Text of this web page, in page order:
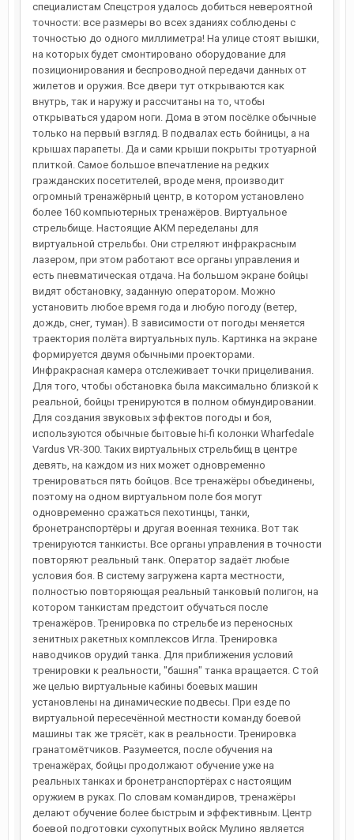
специалистам Спецстроя удалось добиться невероятной
точности: все размеры во всех зданиях соблюдены с
точностью до одного миллиметра! На улице стоят вышки,
на которых будет смонтировано оборудование для
позиционирования и беспроводной передачи данных от
жилетов и оружия. Все двери тут открываются как
внутрь, так и наружу и рассчитаны на то, чтобы
открываться ударом ноги. Дома в этом посёлке обычные
только на первый взгляд. В подвалах есть бойницы, а на
крышах парапеты. Да и сами крыши покрыты тротуарной
плиткой. Самое большое впечатление на редких
гражданских посетителей, вроде меня, производит
огромный тренажёрный центр, в котором установлено
более 160 компьютерных тренажёров. Виртуальное
стрельбище. Настоящие АКМ переделаны для
виртуальной стрельбы. Они стреляют инфракрасным
лазером, при этом работают все органы управления и
есть пневматическая отдача. На большом экране бойцы
видят обстановку, заданную оператором. Можно
установить любое время года и любую погоду (ветер,
дождь, снег, туман). В зависимости от погоды меняется
траектория полёта виртуальных пуль. Картинка на экране
формируется двумя обычными проекторами.
Инфракрасная камера отслеживает точки прицеливания.
Для того, чтобы обстановка была максимально близкой к
реальной, бойцы тренируются в полном обмундировании.
Для создания звуковых эффектов погоды и боя,
используются обычные бытовые hi-fi колонки Wharfedale
Vardus VR-300. Таких виртуальных стрельбищ в центре
девять, на каждом из них может одновременно
тренироваться пять бойцов. Все тренажёры объединены,
поэтому на одном виртуальном поле боя могут
одновременно сражаться пехотинцы, танки,
бронетранспортёры и другая военная техника. Вот так
тренируются танкисты. Все органы управления в точности
повторяют реальный танк. Оператор задаёт любые
условия боя. В систему загружена карта местности,
полностью повторяющая реальный танковый полигон, на
котором танкистам предстоит обучаться после
тренажёров. Тренировка по стрельбе из переносных
зенитных ракетных комплексов Игла. Тренировка
наводчиков орудий танка. Для приближения условий
тренировки к реальности, "башня" танка вращается. С той
же целью виртуальные кабины боевых машин
установлены на динамические подвесы. При езде по
виртуальной пересечённой местности команду боевой
машины так же трясёт, как в реальности. Тренировка
гранатомётчиков. Разумеется, после обучения на
тренажёрах, бойцы продолжают обучение уже на
реальных танках и бронетранспортёрах с настоящим
оружием в руках. По словам командиров, тренажёры
делают обучение более быстрым и эффективным. Центр
боевой подготовки сухопутных войск Мулино является